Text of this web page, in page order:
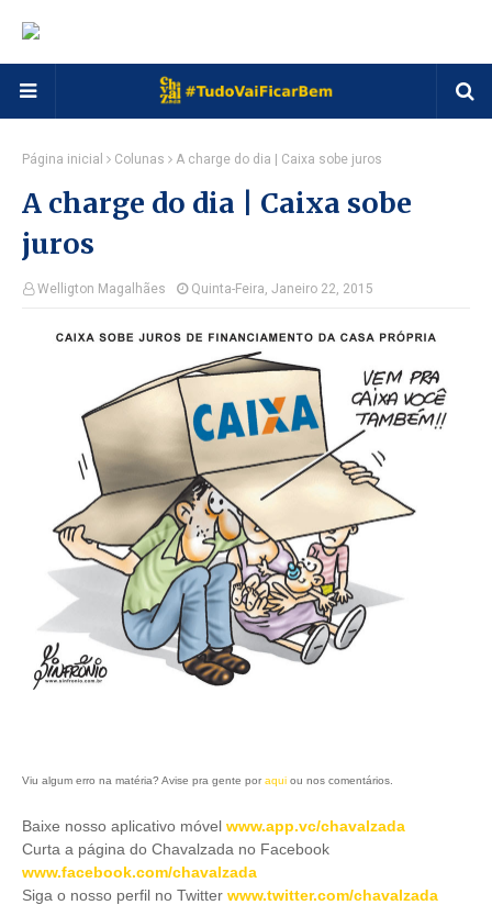
Página inicial Colunas A charge do dia | Caixa sobe juros
A charge do dia | Caixa sobe
juros
Welligton Magalhães Quinta-Feira, Janeiro 22, 2015
Viu algum erro na matéria? Avise pra gente por aqui ou nos comentários.
Baixe nosso aplicativo móvel www.app.vc/chavalzada
Curta a página do Chavalzada no Facebook
www.facebook.com/chavalzada
Siga o nosso perfil no Twitter www.twitter.com/chavalzada